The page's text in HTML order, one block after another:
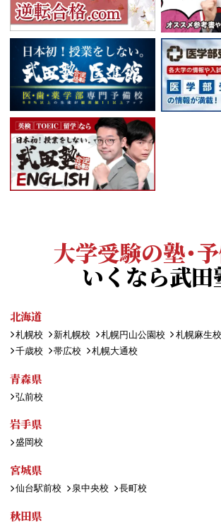
大学受験の塾・
いくなら武田
北海道
札幌校 新札幌校 札幌円山公園校 札幌麻生校
千歳校
帯広校 札幌大通校
青森県
弘前校
岩手県
盛岡校
宮城県
仙台駅前校 泉中央校 長町校
秋田県